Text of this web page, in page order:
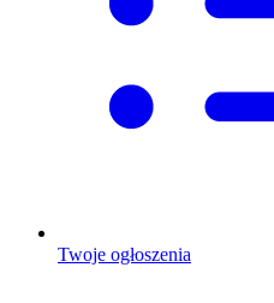
Twoje ogłoszenia